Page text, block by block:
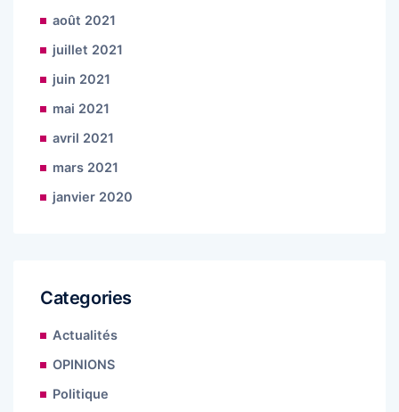
août 2021
juillet 2021
juin 2021
mai 2021
avril 2021
mars 2021
janvier 2020
Categories
Actualités
OPINIONS
Politique